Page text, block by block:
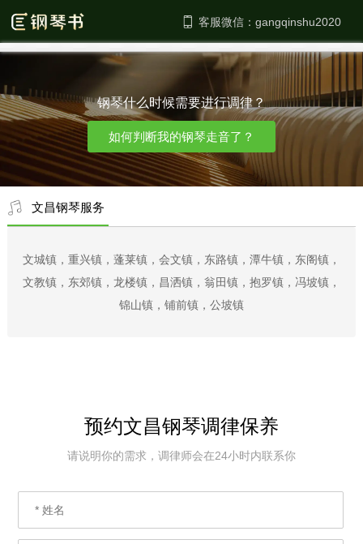
客服微信：
钢琴什么时候需要进行调律？
如何判断我的钢琴走音了？
文昌钢琴服务
文城镇，重兴镇，蓬莱镇，会文镇，东路镇，潭牛镇，东阁镇，
文教镇，东郊镇，龙楼镇，昌洒镇，翁田镇，抱罗镇，冯坡镇，
锦山镇，铺前镇，公坡镇
预约文昌钢琴调律保养
请说明你的需求，调律师会在24小时内联系你